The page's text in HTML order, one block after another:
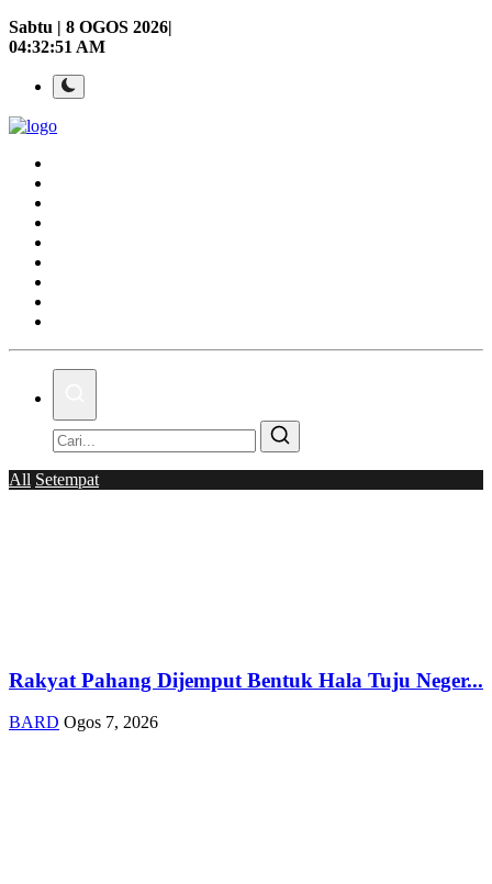
Sabtu | 8 OGOS 2026|
04:32:52 AM
All Setempat
Rakyat Pahang Dijemput Bentuk Hala Tuju Neger...
BARD Ogos 7, 2026